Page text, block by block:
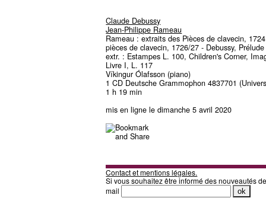
Claude Debussy
Jean-Philippe Rameau
Rameau : extraits des Pièces de clavecin,
pièces de clavecin, 1726/27 - Debussy,
extr. : Estampes L. 100, Children's Corner,
Livre I, L. 117
Víkingur Ólafsson (piano)
1 CD Deutsche Grammophon 4837701
1 h 19 min
mis en ligne le dimanche 5 avril 2020
Contact et mentions légales.
Si vous souhaitez être informé des nouveautés
mail